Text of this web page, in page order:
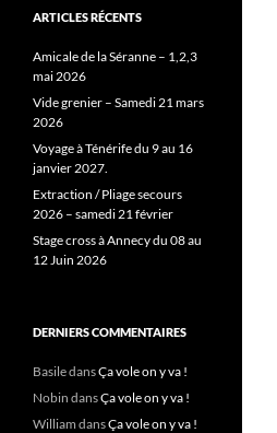
ARTICLES RÉCENTS
Amicale de la Séranne – 1,2,3
mai 2026
Vide grenier – Samedi 21 mars
2026
Voyage à Ténérife du 9 au 16
janvier 2027.
Extraction / Pliage secours
2026 – samedi 21 février
Stage cross à Annecy du 08 au
12 Juin 2026
DERNIERS COMMENTAIRES
BasiledansÇa vole on y va !
Nobin dansÇa vole on y va !
William dansÇa vole on y va !